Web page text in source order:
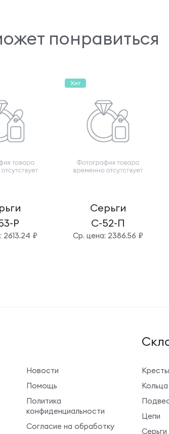
понравиться
Р
2613.24 ₽
Хит
Серьги
С-52-П
Cр. цена: 2386.56 ₽
Новости
Помощь
Политика
конфиденциальности
Согласие на обработку
Кресты
Кольца
Цепи
Серьги